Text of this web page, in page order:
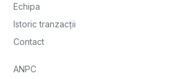
Echipa
Istoric tranzacții
Contact
ANPC